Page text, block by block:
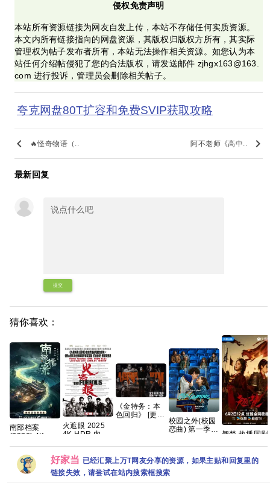
侵权免责声明
本站所有资源链接为网友自发上传，本站不存储任何实质资源。
本文内所有链接指向的网盘资源，其版权归版权方所有，其实际
管理权为帖子发布者所有，本站无法操作相关资源。如您认为本
站任何介绍帖侵犯了您的合法版权，请发送邮件 zjhgx163@163.
com 进行投诉，管理员会删除相关帖子。
夸克网盘80T扩容和免费SVIP获取攻略
keyboard_arrow_left 🔥怪奇物语（.. 阿不老师《高中.. keyboard_arrow_right
最新回复
提交
猜你喜欢：
南部档案‎
(2026) 4K
帧
DDP5.1&AAC2.0
简中字幕【1～
火遮眼 2025
4K HDR 内封
度网盘+】
《金特务：本
色回归》 [更新
【1080P.REMUX.
蓝光原盘】
校园之外(校园
恋曲) 第一季
8集】官中简繁
翘楚 热播国剧
好家当 已经汇聚上万T网友分享的资源，如果主贴和回复里的
链接失效，请尝试在站内搜索框搜索